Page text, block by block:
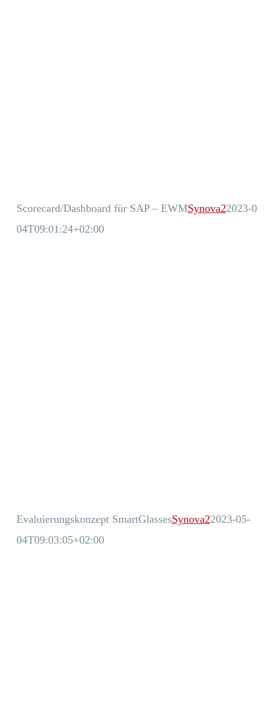
Scorecard/Dashboard für SAP – EWMSynova22023-05-
04T09:01:24+02:00
Evaluierungskonzept SmartGlassesSynova22023-05-
04T09:03:05+02:00